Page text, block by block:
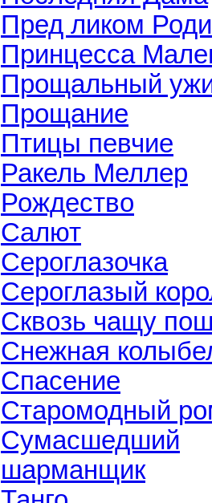
Пред ликом
Принцесса
Прощальный
Прощание
Птицы певчие
Ракель Меллер
Рождество
Салют
Сероглазочка
Сероглазый
Сквозь чащу
Снежная
Спасение
Старомодный
Сумасшедший
шарманщик